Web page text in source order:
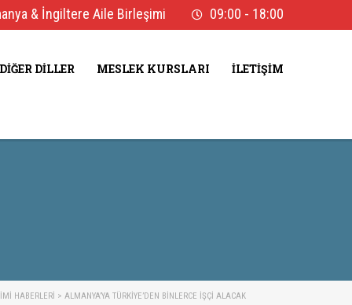
09:00 - 18:00
& İngiltere Aile Birleşimi
DIĞER DILLER MESLEK KURSLARI İLETIŞIM
HABERLERI > ALMANYA’YA TÜRKIYE’DEN BINLERCE İŞÇI ALACAK